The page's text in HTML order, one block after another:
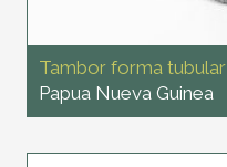
Tambor forma tubular
Papua Nueva Guinea